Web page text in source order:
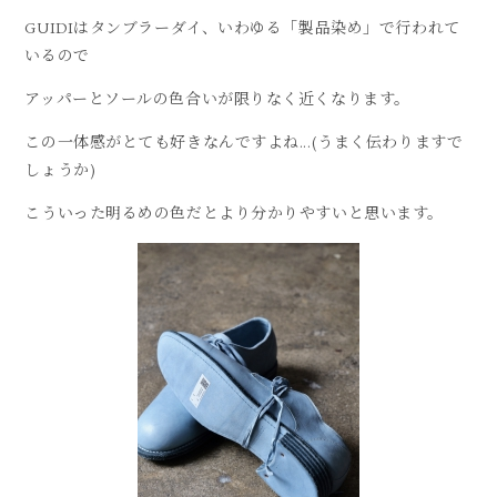
GUIDIはタンブラーダイ、いわゆる「製品染め」で行われて
いるので
アッパーとソールの色合いが限りなく近くなります。
この一体感がとても好きなんですよね...(うまく伝わりますで
しょうか)
こういった明るめの色だとより分かりやすいと思います。